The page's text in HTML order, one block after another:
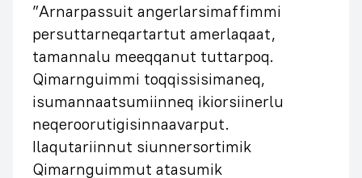
”Arnarpassuit angerlarsimaffimmi
persuttarneqartartut amerlaqaat,
tamannalu meeqqanut tuttarpoq.
Qimarnguimmi toqqissisimaneq,
isumannaatsumiinneq ikiorsiinerlu
neqeroorutigisinnaavarput.
Ilaqutariinnut siunnersortimik
Qimarnguimmut atasumik